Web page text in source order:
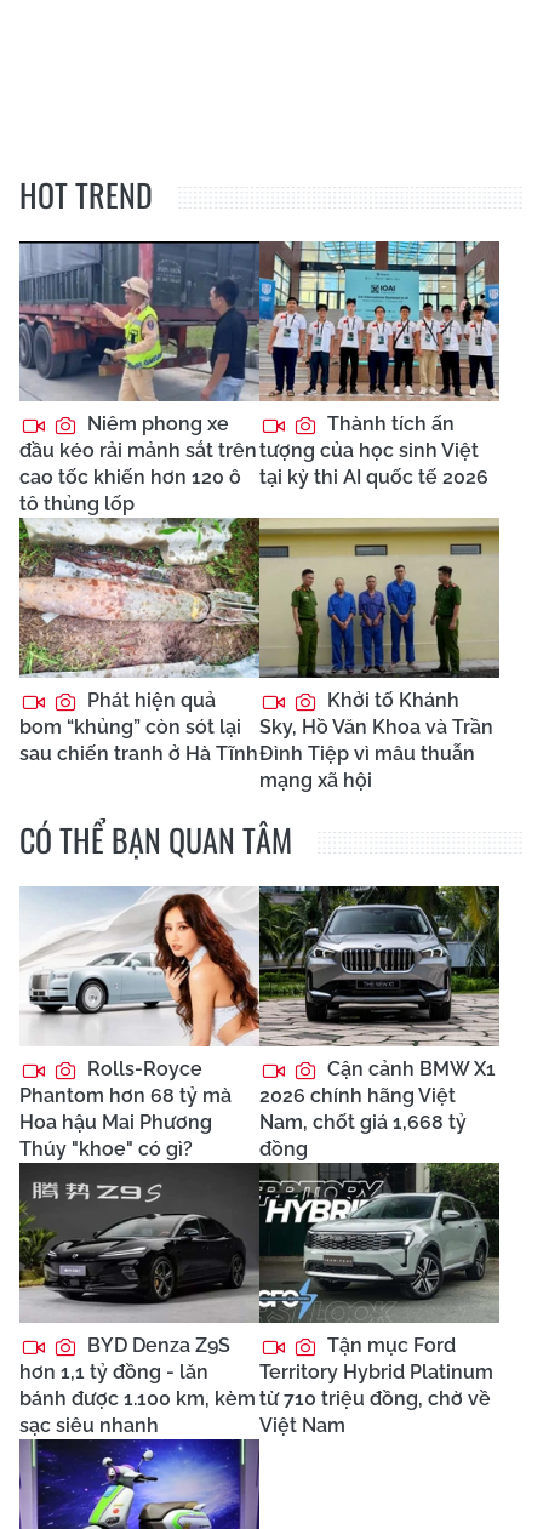
HOT TREND
Niêm phong xe
đầu kéo rải mảnh sắt trên
cao tốc khiến hơn 120 ô
tô thủng lốp
Thành tích ấn
tượng của học sinh Việt
tại kỳ thi AI quốc tế 2026
Phát hiện quả
bom “khủng” còn sót lại
sau chiến tranh ở Hà Tĩnh
Khởi tố Khánh
Sky, Hồ Văn Khoa và Trần
Đình Tiệp vì mâu thuẫn
mạng xã hội
CÓ THỂ BẠN QUAN TÂM
Rolls-Royce
Phantom hơn 68 tỷ mà
Hoa hậu Mai Phương
Thúy "khoe" có gì?
Cận cảnh BMW X1
2026 chính hãng Việt
Nam, chốt giá 1,668 tỷ
đồng
BYD Denza Z9S
hơn 1,1 tỷ đồng - lăn
bánh được 1.100 km, kèm
sạc siêu nhanh
Tận mục Ford
Territory Hybrid Platinum
từ 710 triệu đồng, chờ về
Việt Nam